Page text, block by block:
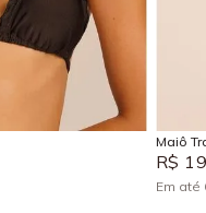
G GG
Maiô
R$
Em até